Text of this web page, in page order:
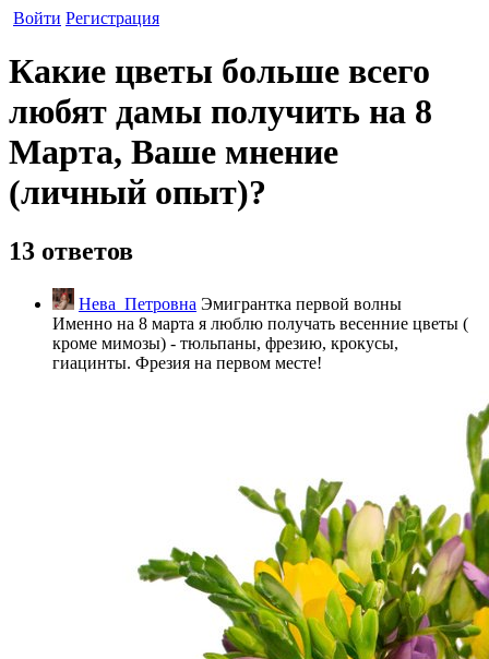
Войти Регистрация
Какие цветы больше всего
любят дамы получить на 8
Марта, Ваше мнение
(личный опыт)?
13 ответов
Нева_Петровна Эмигрантка первой волны
Именно на 8 марта я люблю получать весенние цветы (
кроме мимозы) - тюльпаны, фрезию, крокусы,
гиацинты. Фрезия на первом месте!